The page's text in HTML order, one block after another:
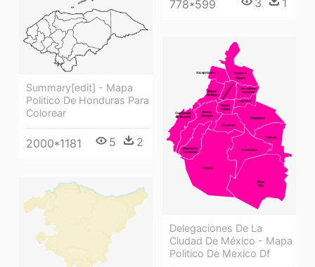
778*599
Summary[edit] - Mapa
Politico De Honduras Para
Colorear
2000*1181 5 2
Delegaciones De La
Ciudad De México - Mapa
Politico De Mexico Df